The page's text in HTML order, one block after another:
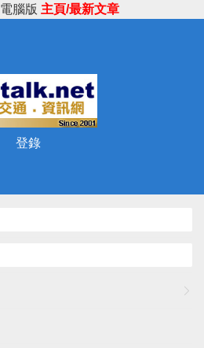
電腦版 主頁/最新文章
登錄